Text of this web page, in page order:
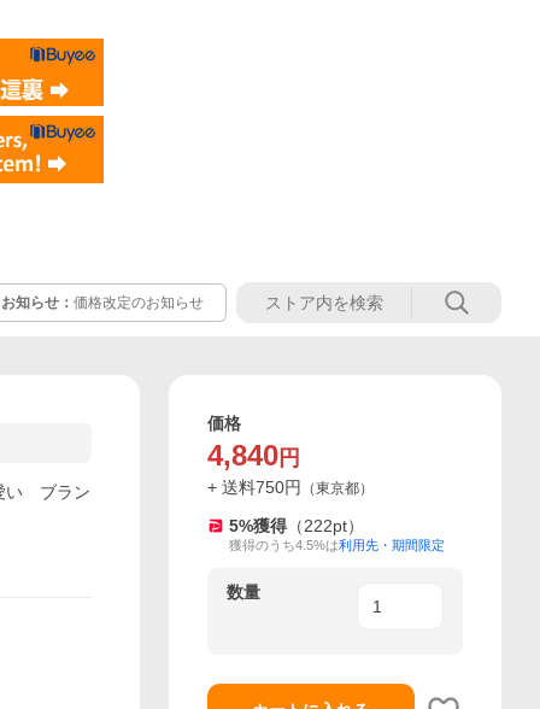
お知らせ： 価格改定のお知らせ
い ブラン
価格
4,840 円
+ 送料750円 （東京都）
5%獲得 （222pt）
獲得のうち4.5%は利用先・期間限定
数量